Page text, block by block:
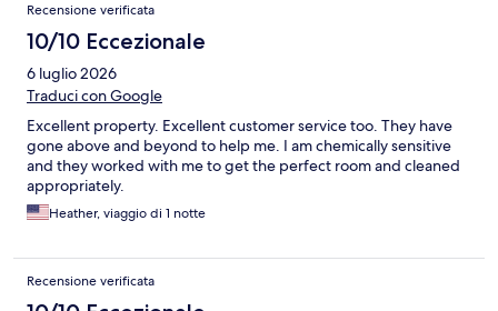
Recensione verificata
10/10 Eccezionale
6 luglio 2026
Traduci con Google
Excellent property. Excellent customer service too. They have
gone above and beyond to help me. I am chemically sensitive
and they worked with me to get the perfect room and cleaned
appropriately.
Heather, viaggio di 1 notte
Recensione verificata